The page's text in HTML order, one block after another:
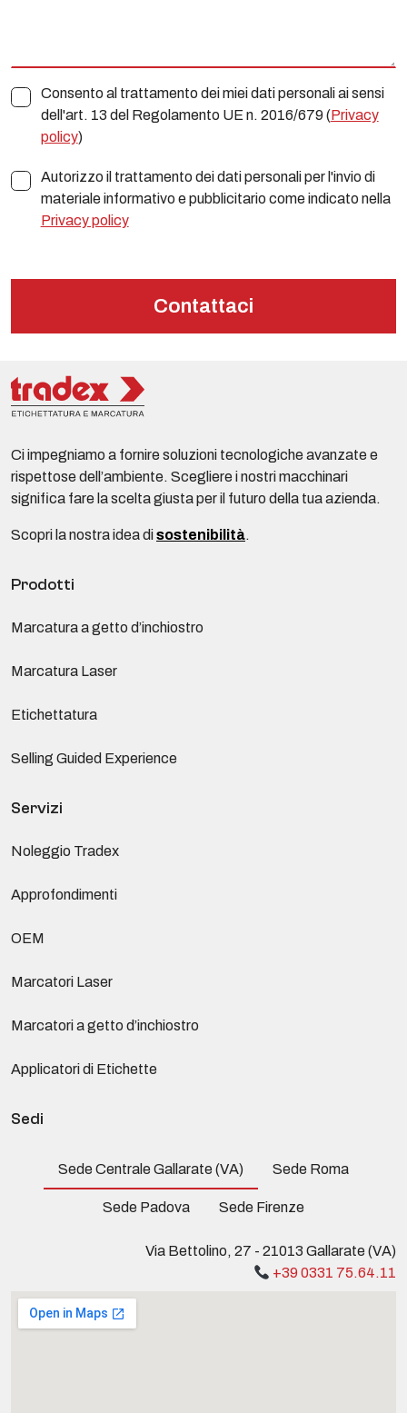
Consento al trattamento dei miei dati personali ai sensi
dell'art. 13 del Regolamento UE n. 2016/679 (Privacy
policy)
Autorizzo il trattamento dei dati personali per l'invio di
materiale informativo e pubblicitario come indicato nella
Privacy policy
Contattaci
Ci impegniamo a fornire soluzioni tecnologiche avanzate e
rispettose dell’ambiente. Scegliere i nostri macchinari
significa fare la scelta giusta per il futuro della tua azienda.
Scopri la nostra idea disostenibilità.
Prodotti
Marcatura a getto d’inchiostro
Marcatura Laser
Etichettatura
Selling Guided Experience
Servizi
Noleggio Tradex
Approfondimenti
OEM
Marcatori Laser
Marcatori a getto d’inchiostro
Applicatori di Etichette
Sedi
Sede Centrale Gallarate (VA) Sede Roma
Sede Padova Sede Firenze
Via Bettolino, 27 - 21013 Gallarate (VA)
+39 0331 75.64.11